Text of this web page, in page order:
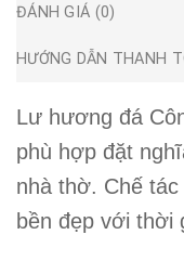
ĐÁNH GIÁ (0)
HƯỚNG DẪN THANH
Lư hương đá
phù hợp đặt
nhà thờ. Chế
bền đẹp với thời